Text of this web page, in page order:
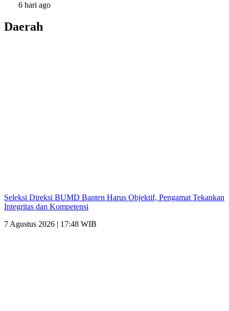
6 hari ago
Daerah
Seleksi Direksi BUMD Banten Harus Objektif, Pengamat Tekankan
Integritas dan Kompetensi
7 Agustus 2026 | 17:48 WIB